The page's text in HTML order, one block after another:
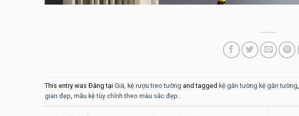
This entry was Đăng tại Giá, kệ rượu treo tường and tagged kệ gắn tường kệ gắn tường,
gian đẹp, mẫu kệ tùy chỉnh theo màu sắc đẹp.